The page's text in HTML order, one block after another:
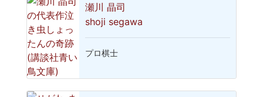
瀬川 晶司
shoji segawa
プロ棋士